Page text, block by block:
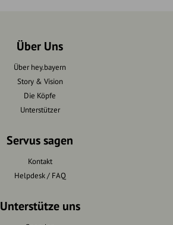
Über Uns
Über hey.bayern
Story & Vision
Die Köpfe
Unterstützer
Servus sagen
Kontakt
Helpdesk / FAQ
Unterstütze uns